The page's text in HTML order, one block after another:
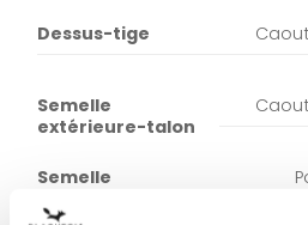
Dessus-tige
Semelle
extérieure-talon
Semelle